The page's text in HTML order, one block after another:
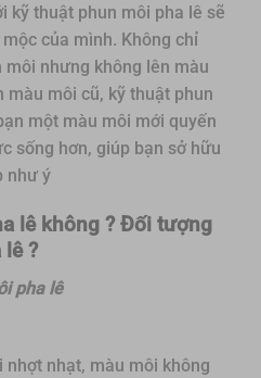
kỹ thuật phun môi pha lê sẽ
của mình. Không chỉ
nhưng không lên màu
màu môi cũ, kỹ thuật phun
một màu môi mới quyến
sống hơn, giúp bạn sở hữu
như ý
lê không ? Đối tượng
?
pha lê
nhạt, màu môi không